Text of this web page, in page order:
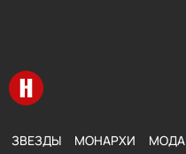
Перейти на главную
ЗВЕЗДЫ МОНАРХИ МОДА